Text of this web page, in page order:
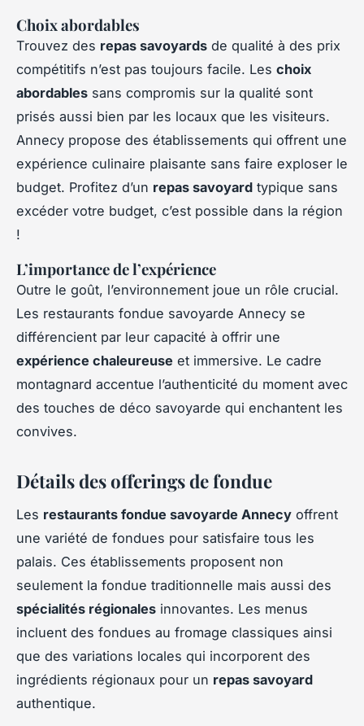
Choix abordables
Trouvez des repas savoyards de qualité à des prix
compétitifs n’est pas toujours facile. Les choix
abordables sans compromis sur la qualité sont
prisés aussi bien par les locaux que les visiteurs.
Annecy propose des établissements qui offrent une
expérience culinaire plaisante sans faire exploser le
budget. Profitez d’un repas savoyard typique sans
excéder votre budget, c’est possible dans la région
!
L’importance de l’expérience
Outre le goût, l’environnement joue un rôle crucial.
Les restaurants fondue savoyarde Annecy se
différencient par leur capacité à offrir une
expérience chaleureuse et immersive. Le cadre
montagnard accentue l’authenticité du moment avec
des touches de déco savoyarde qui enchantent les
convives.
Détails des offerings de fondue
Les restaurants fondue savoyarde Annecy offrent
une variété de fondues pour satisfaire tous les
palais. Ces établissements proposent non
seulement la fondue traditionnelle mais aussi des
spécialités régionales innovantes. Les menus
incluent des fondues au fromage classiques ainsi
que des variations locales qui incorporent des
ingrédients régionaux pour un repas savoyard
authentique.